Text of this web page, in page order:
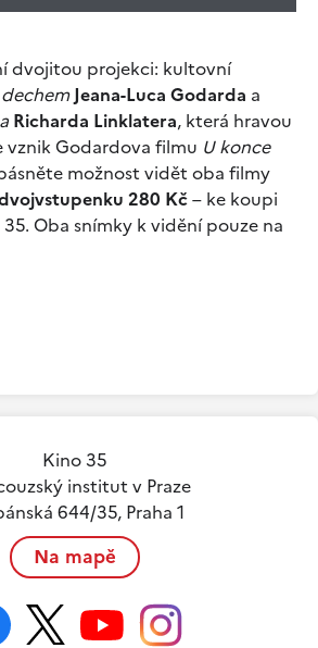
dvojitou projekci: kultovní
Jeana-Luca Godarda a
Richarda Linklatera, která hravou
vznik Godardova filmu U konce
možnost vidět oba filmy
280 Kč– ke koupi
Oba snímky k vidění pouze na
Kino 35
institut v Praze
644/35, Praha 1
Na mapě